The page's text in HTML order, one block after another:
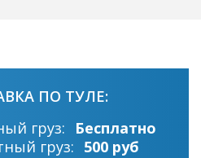
ПО ТУЛЕ:
груз:
Бесплатно
груз: 500 руб